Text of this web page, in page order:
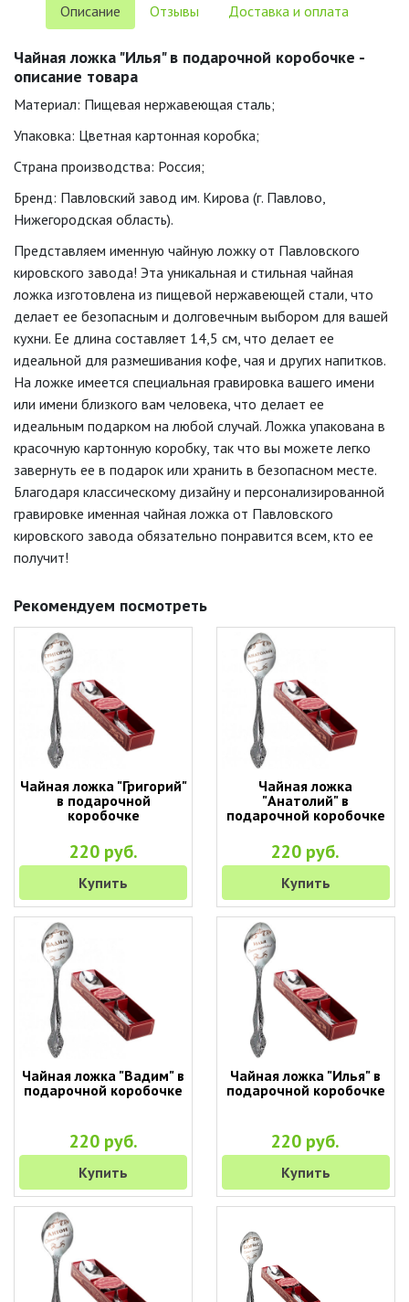
Описание Отзывы Доставка и оплата
Чайная ложка "Илья" в подарочной коробочке -
описание товара
Материал: Пищевая нержавеющая сталь;
Упаковка: Цветная картонная коробка;
Страна производства: Россия;
Бренд: Павловский завод им. Кирова (г. Павлово,
Нижегородская область).
Представляем именную чайную ложку от Павловского
кировского завода! Эта уникальная и стильная чайная
ложка изготовлена из пищевой нержавеющей стали, что
делает ее безопасным и долговечным выбором для вашей
кухни. Ее длина составляет 14,5 см, что делает ее
идеальной для размешивания кофе, чая и других напитков.
На ложке имеется специальная гравировка вашего имени
или имени близкого вам человека, что делает ее
идеальным подарком на любой случай. Ложка упакована в
красочную картонную коробку, так что вы можете легко
завернуть ее в подарок или хранить в безопасном месте.
Благодаря классическому дизайну и персонализированной
гравировке именная чайная ложка от Павловского
кировского завода обязательно понравится всем, кто ее
получит!
Рекомендуем посмотреть
Чайная ложка "Григорий"
в подарочной
коробочке
220 руб.
Купить
Чайная ложка
"Анатолий" в
подарочной коробочке
220 руб.
Купить
Чайная ложка "Вадим" в
подарочной коробочке
220 руб.
Купить
Чайная ложка "Илья" в
подарочной коробочке
220 руб.
Купить